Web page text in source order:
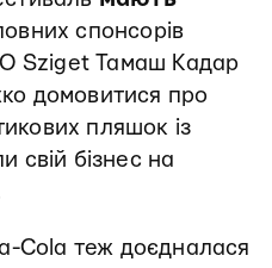
спонсорів
Sziget Тамаш Кадар
домовитися про
пляшок із
свій бізнес на
Cola теж доєдналася